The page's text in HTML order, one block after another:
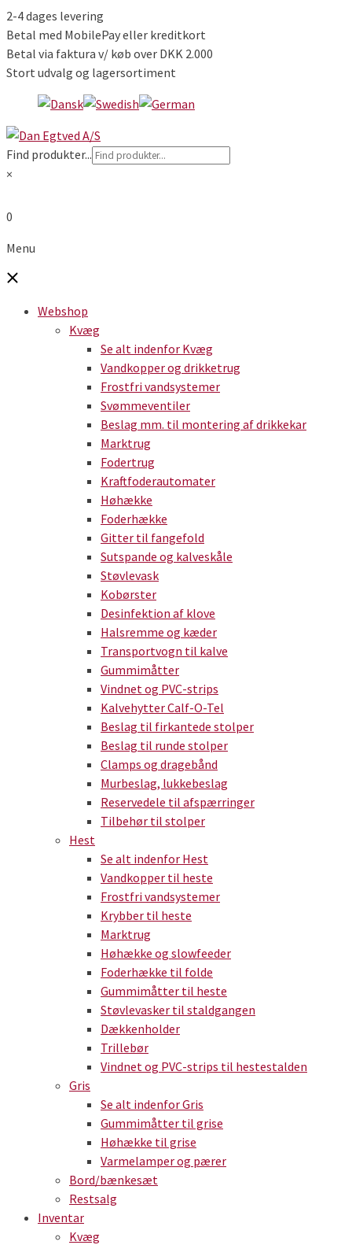
2-4 dages levering
Betal med MobilePay eller kreditkort
Betal via faktura v/ køb over DKK 2.000
Stort udvalg og lagersortiment
Find produkter...
×
0
Menu
Webshop
Kvæg
Se alt indenfor Kvæg
Vandkopper og drikketrug
Frostfri vandsystemer
Svømmeventiler
Beslag mm. til montering af drikkekar
Marktrug
Fodertrug
Kraftfoderautomater
Høhække
Foderhække
Gitter til fangefold
Sutspande og kalveskåle
Støvlevask
Kobørster
Desinfektion af klove
Halsremme og kæder
Transportvogn til kalve
Gummimåtter
Vindnet og PVC-strips
Kalvehytter Calf-O-Tel
Beslag til firkantede stolper
Beslag til runde stolper
Clamps og dragebånd
Murbeslag, lukkebeslag
Reservedele til afspærringer
Tilbehør til stolper
Hest
Se alt indenfor Hest
Vandkopper til heste
Frostfri vandsystemer
Krybber til heste
Marktrug
Høhække og slowfeeder
Foderhække til folde
Gummimåtter til heste
Støvlevasker til staldgangen
Dækkenholder
Trillebør
Vindnet og PVC-strips til hestestalden
Gris
Se alt indenfor Gris
Gummimåtter til grise
Høhække til grise
Varmelamper og pærer
Bord/bænkesæt
Restsalg
Inventar
Kvæg